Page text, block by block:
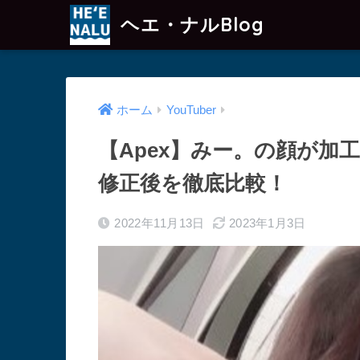
ヘエ・ナルBlog
ホーム YouTuber
【Apex】みー。の顔が加
修正後を徹底比較！
2022年11月13日 2023年1月3日